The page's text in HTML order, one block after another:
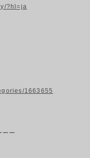
?hl=ja
1663655
ーー